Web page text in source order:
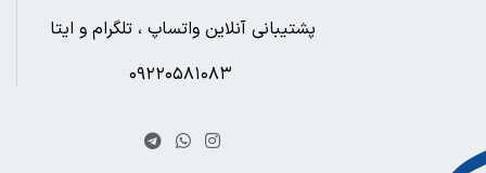
پشتیبانی آنلاین واتساپ ، تلگرام و ایتا